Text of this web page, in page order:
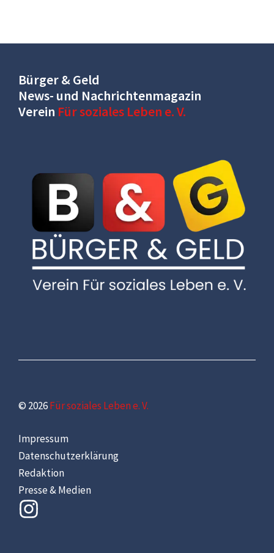
Bürger & Geld
News- und Nachrichtenmagazin
Verein Für soziales Leben e. V.
© 2026Für soziales Leben e. V.
Impressum
Datenschutzerklärung
Redaktion
Presse & Medien